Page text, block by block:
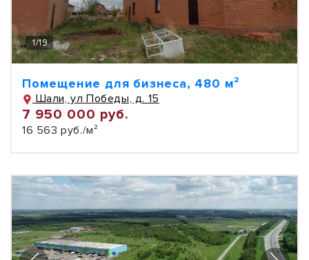
1/19
Помещение для бизнеса, 480 м²
Шали, ул Победы, д. 15
7 950 000 руб.
16 563 руб./м²